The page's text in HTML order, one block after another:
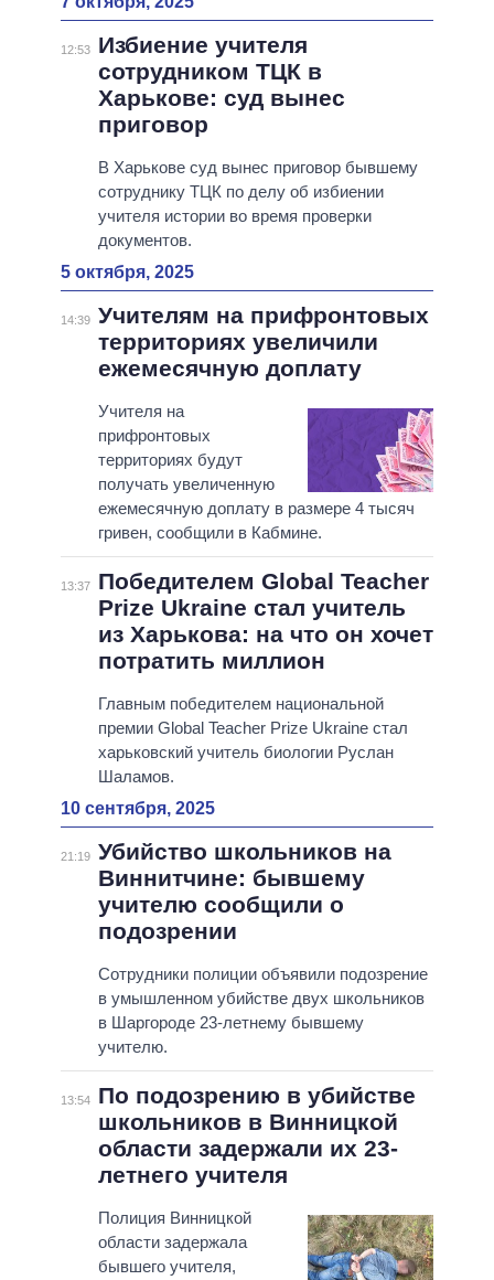
12:53
Избиение учителя
сотрудником ТЦК в
Харькове: суд вынес
приговор
В Харькове суд вынес приговор бывшему
сотруднику ТЦК по делу об избиении
учителя истории во время проверки
документов.
5 октября, 2025
14:39 Учителям на прифронтовых
территориях увеличили
ежемесячную доплату
Учителя на
прифронтовых
территориях будут
получать увеличенную
ежемесячную доплату в размере 4 тысяч
гривен, сообщили в Кабмине.
13:37
Победителем Global Teacher
Prize Ukraine стал учитель
из Харькова: на что он хочет
потратить миллион
Главным победителем национальной
премии Global Teacher Prize Ukraine стал
харьковский учитель биологии Руслан
Шаламов.
10 сентября, 2025
21:19 Убийство школьников на
Виннитчине: бывшему
учителю сообщили о
подозрении
Сотрудники полиции объявили подозрение
в умышленном убийстве двух школьников
в Шаргороде 23-летнему бывшему
учителю.
13:54
По подозрению в убийстве
школьников в Винницкой
области задержали их 23-
летнего учителя
Полиция Винницкой
области задержала
бывшего учителя,